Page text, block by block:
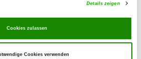
Details zeigen
Cookies zulassen
Cookies verwenden
Details